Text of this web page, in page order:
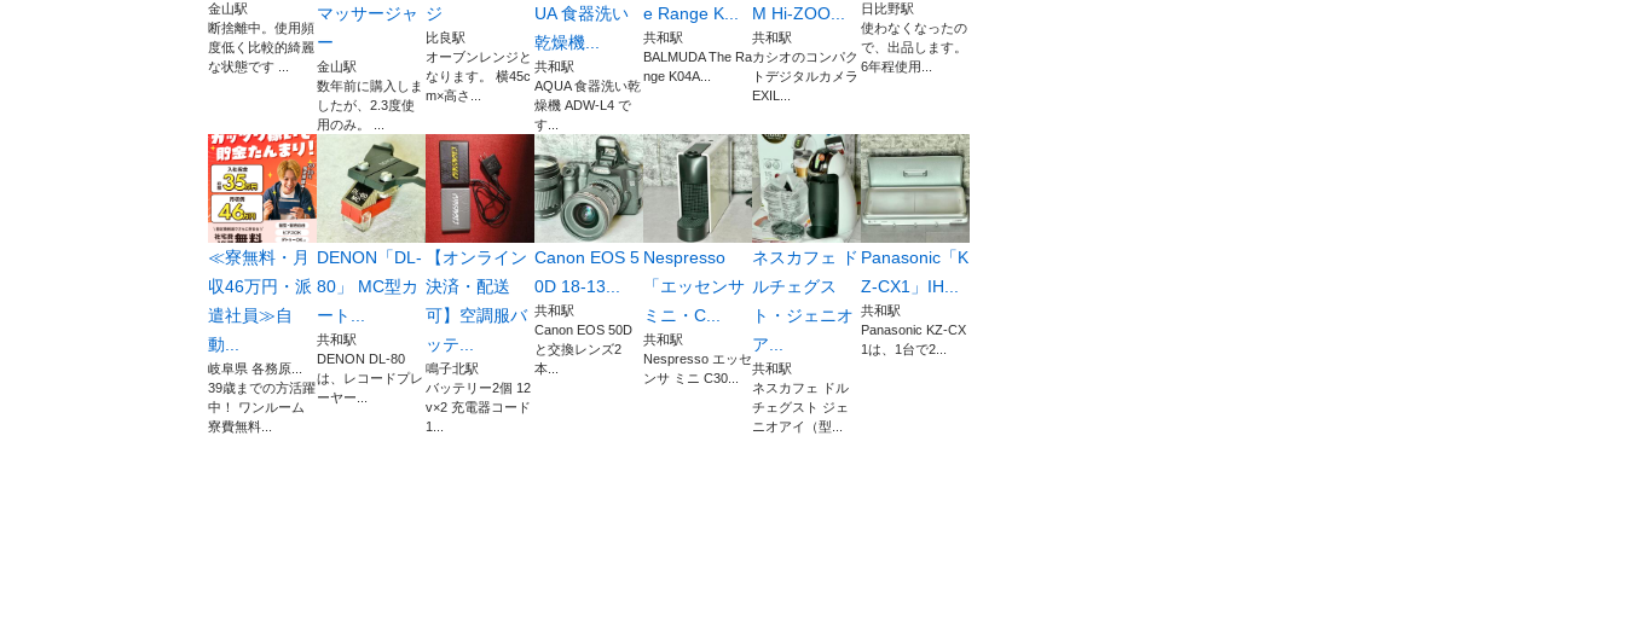
金山駅
断捨離中。使用頻
度低く比較的綺麗
な状態です ...
マッサージャ
ー
金山駅
数年前に購入しま
したが、2.3度使
用のみ。 ...
ジ
比良駅
オーブンレンジと
なります。 横45c
m×高さ...
UA 食器洗い
乾燥機...
共和駅
AQUA 食器洗い乾
燥機 ADW-L4 で
す...
e Range K...
共和駅
BALMUDA The Ra
nge K04A...
M Hi-ZOO...
共和駅
カシオのコンパク
トデジタルカメラ
EXIL...
日比野駅
使わなくなったの
で、出品します。
6年程使用...
≪寮無料・月
収46万円・派
遣社員≫自
動...
岐阜県 各務原...
39歳までの方活躍
中！ ワンルーム
寮費無料...
DENON「DL-
80」 MC型カ
ート...
共和駅
DENON DL-80
は、レコードプレ
ーヤー...
【オンライン
決済・配送
可】空調服バ
ッテ...
鳴子北駅
バッテリー2個 12
v×2 充電器コード
1...
Canon EOS 5
0D 18-13...
共和駅
Canon EOS 50D
と交換レンズ2
本...
Nespresso
「エッセンサ
ミニ・C...
共和駅
Nespresso エッセ
ンサ ミニ C30...
ネスカフェ ド
ルチェグス
ト・ジェニオ
ア...
共和駅
ネスカフェ ドル
チェグスト ジェ
ニオアイ（型...
Panasonic「K
Z-CX1」IH...
共和駅
Panasonic KZ-CX
1は、1台で2...